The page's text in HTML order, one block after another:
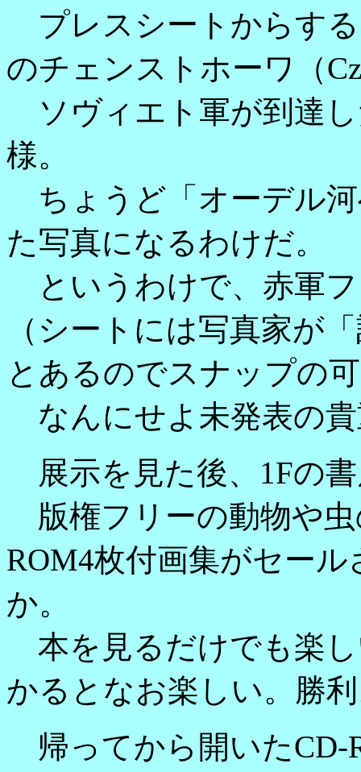
プレスシートからす
のチェンストホーワ（
ソヴィエト軍が到達
様。
ちょうど「オーデル
た写真になるわけだ。
というわけで、赤軍
（シートには写真家が
とあるのでスナップの
なんにせよ未発表の
展示を見た後、1Fの
版権フリーの動物や虫
ROM4枚付画集がセー
か。
本を見るだけでも楽
かるとなお楽しい。勝
帰ってから開いたCD-